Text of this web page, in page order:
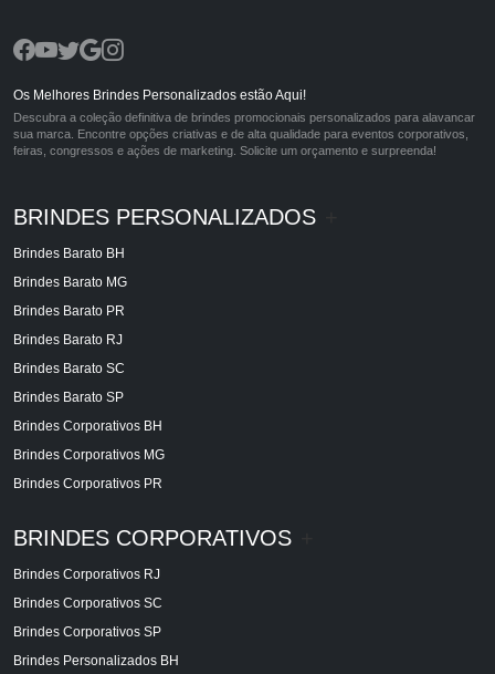
Os Melhores Brindes Personalizados estão Aqui!
Descubra a coleção definitiva de brindes promocionais personalizados para alavancar
sua marca. Encontre opções criativas e de alta qualidade para eventos corporativos,
feiras, congressos e ações de marketing. Solicite um orçamento e surpreenda!
BRINDES PERSONALIZADOS
Brindes Barato BH
Brindes Barato MG
Brindes Barato PR
Brindes Barato RJ
Brindes Barato SC
Brindes Barato SP
Brindes Corporativos BH
Brindes Corporativos MG
Brindes Corporativos PR
BRINDES CORPORATIVOS
Brindes Corporativos RJ
Brindes Corporativos SC
Brindes Corporativos SP
Brindes Personalizados BH